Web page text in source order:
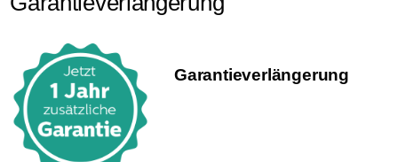
Garantie­verlängerung